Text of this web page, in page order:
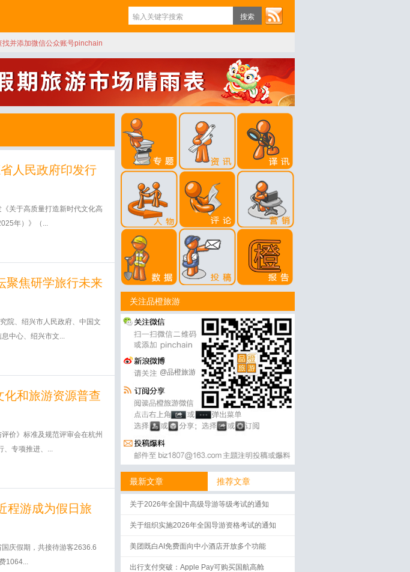
并添加微信公众账号pinchain
人民政府印发行
关于高质量打造新时代文化高
年）》（...
聚焦研学旅行未来
院、绍兴市人民政府、中国文
中心、绍兴市文...
化和旅游资源普查
价》标准及规范评审会在杭州
、专项推进、...
程游成为假日旅
庆假期，共接待游客2636.6
1064...
关注品橙旅游
@品橙旅游
最新文章 推荐文章
关于2026年全国中高级导游等级考试的通知
关于组织实施2026年全国导游资格考试的通知
美团既白AI免费面向中小酒店开放多个功能
出行支付突破：Apple Pay可购买国航高舱